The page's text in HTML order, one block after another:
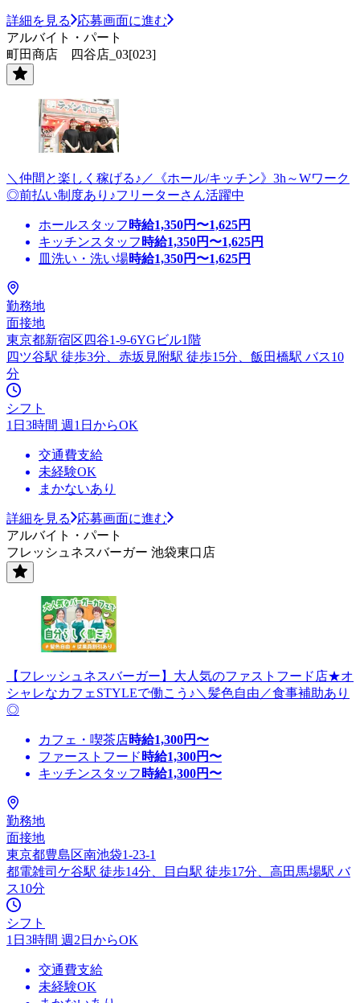
詳細を見る
応募画面に進む
アルバイト・パート
町田商店 四谷店_03[023]
＼仲間と楽しく稼げる♪／《ホール/キッチン》3h～Wワーク
◎前払い制度あり♪フリーターさん活躍中
ホールスタッフ 時給1,350円〜1,625円
キッチンスタッフ 時給1,350円〜1,625円
皿洗い・洗い場時給1,350円〜1,625円
勤務地
面接地
東京都新宿区四谷1-9-6YGビル1階
四ツ谷駅 徒歩3分、赤坂見附駅 徒歩15分、飯田橋駅 バス10
分
シフト
1日3時間 週1日からOK
交通費支給
未経験OK
まかないあり
詳細を見る
応募画面に進む
アルバイト・パート
フレッシュネスバーガー 池袋東口店
【フレッシュネスバーガー】大人気のファストフード店★オ
シャレなカフェSTYLEで働こう♪＼髪色自由／食事補助あり
◎
カフェ・喫茶店時給1,300円〜
ファーストフード 時給1,300円〜
キッチンスタッフ 時給1,300円〜
勤務地
面接地
東京都豊島区南池袋1-23-1
都電雑司ケ谷駅 徒歩14分、目白駅 徒歩17分、高田馬場駅 バ
ス10分
シフト
1日3時間 週2日からOK
交通費支給
未経験OK